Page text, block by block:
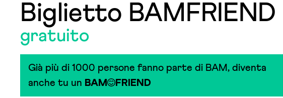
Biglietto BAMFRIEND
gratuito
Già più di 1000 persone fanno parte di BAM, diventa
anche tu un BAM FRIEND